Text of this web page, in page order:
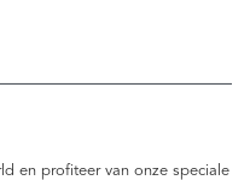
en profiteer van onze speciale